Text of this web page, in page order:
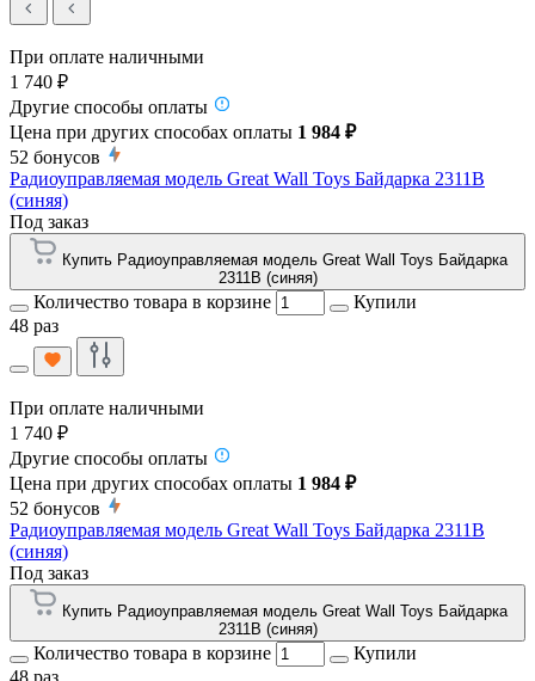
При оплате наличными
1 740 ₽
Другие способы оплаты
Цена при других способах оплаты 1 984 ₽
52 бонусов
Радиоуправляемая модель Great Wall Toys Байдарка 2311B
(синяя)
Под заказ
Купить Радиоуправляемая модель Great Wall Toys Байдарка
2311B (синяя)
Количество товара в корзине
Купили
48 раз
При оплате наличными
1 740 ₽
Другие способы оплаты
Цена при других способах оплаты 1 984 ₽
52 бонусов
Радиоуправляемая модель Great Wall Toys Байдарка 2311B
(синяя)
Под заказ
Купить Радиоуправляемая модель Great Wall Toys Байдарка
2311B (синяя)
Количество товара в корзине
Купили
48 раз